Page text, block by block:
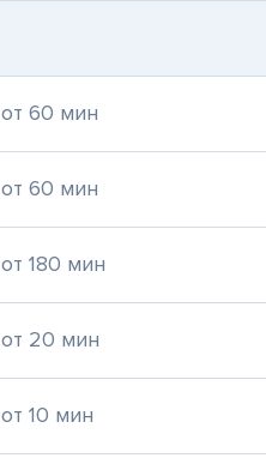
от 60 мин
от 60 мин
от 180 мин
от 20 мин
от 10 мин